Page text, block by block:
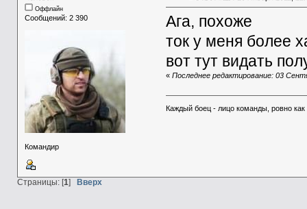
Оффлайн
Сообщений: 2 390
Командир
Ага, похоже
ток у меня более
вот тут видать
«Последнее редактирование: 03
Каждый боец - лицо команды, ровно
Страницы: [1] Вверх